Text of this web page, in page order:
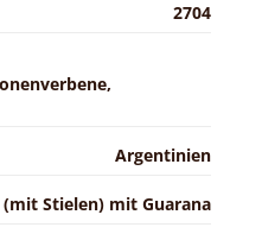
2704
Argentinien
(mit Stielen) mit Guarana